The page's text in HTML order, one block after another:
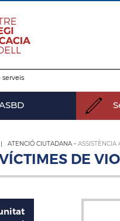
serveis
CIUTADANA - ASSISTÈNCIA
DE